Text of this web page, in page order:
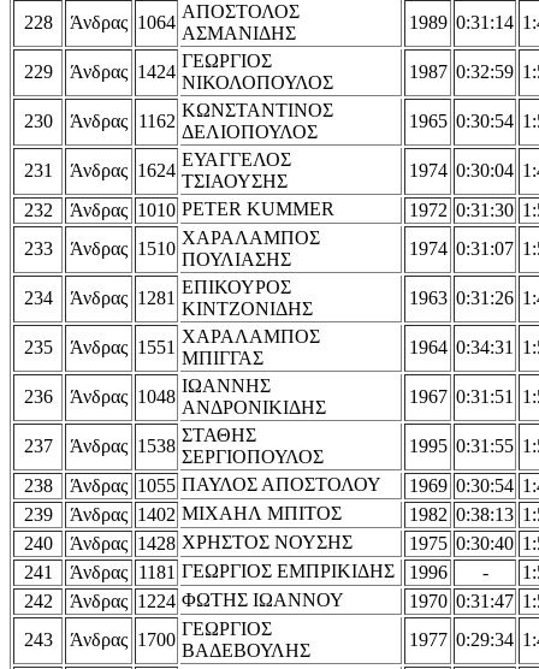
228 Άνδρας 1064
ΑΠΟΣΤΟΛΟΣ
ΑΣΜΑΝΙΔΗΣ
1989 0:31:14
229 Άνδρας 1424
ΓΕΩΡΓΙΟΣ
ΝΙΚΟΛΟΠΟΥΛΟΣ
1987 0:32:59
230 Άνδρας 1162
ΚΩΝΣΤΑΝΤΙΝΟΣ
ΔΕΛΙΟΠΟΥΛΟΣ
1965 0:30:54
231 Άνδρας 1624
ΕΥΑΓΓΕΛΟΣ
ΤΣΙΑΟΥΣΗΣ
1974 0:30:04
232
Άνδρας 1010 PETER KUMMER 1972 0:31:30
233
Άνδρας 1510
ΧΑΡΑΛΑΜΠΟΣ
ΠΟΥΛΙΑΣΗΣ
1974 0:31:07
234 Άνδρας 1281
ΕΠΙΚΟΥΡΟΣ
ΚΙΝΤΖΟΝΙΔΗΣ
1963 0:31:26
235 Άνδρας 1551
ΧΑΡΑΛΑΜΠΟΣ
ΜΠΙΓΓΑΣ
1964 0:34:31
236 Άνδρας 1048
ΙΩΑΝΝΗΣ
ΑΝΔΡΟΝΙΚΙΔΗΣ
1967 0:31:51
237 Άνδρας 1538
ΣΤΑΘΗΣ
ΣΕΡΓΙΟΠΟΥΛΟΣ
1995 0:31:55
238
Άνδρας 1055 ΠΑΥΛΟΣ ΑΠΟΣΤΟΛΟΥ 1969 0:30:54
239
Άνδρας 1402 ΜΙΧΑΗΛ ΜΠΙΤΟΣ 1982 0:38:13
240
Άνδρας 1428 ΧΡΗΣΤΟΣ ΝΟΥΣΗΣ 1975 0:30:40
241
Άνδρας 1181 ΓΕΩΡΓΙΟΣ ΕΜΠΡΙΚΙΔΗΣ 1996 -
242
Άνδρας 1224 ΦΩΤΗΣ ΙΩΑΝΝΟΥ 1970 0:31:47
243
Άνδρας 1700
ΓΕΩΡΓΙΟΣ
ΒΑΔΕΒΟΥΛΗΣ
1977 0:29:34